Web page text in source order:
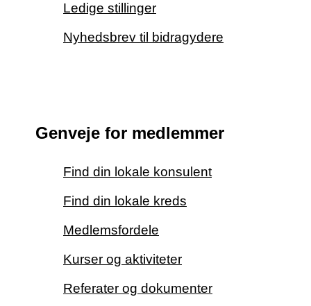
Ledige stillinger
Nyhedsbrev til bidragydere
Genveje for medlemmer
Find din lokale konsulent
Find din lokale kreds
Medlemsfordele
Kurser og aktiviteter
Referater og dokumenter